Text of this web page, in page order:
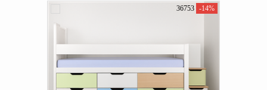
36753 -14%